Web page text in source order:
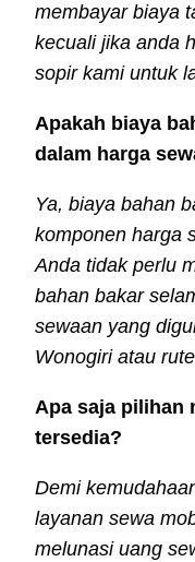
membayar biaya
kecuali jika anda
sopir kami untuk
Apakah biaya
dalam harga
Ya, biaya bahan
komponen harga
Anda tidak perlu
bahan bakar
sewaan yang
Wonogiri atau
Apa saja pilihan
tersedia?
Demi
layanan sewa
melunasi uang